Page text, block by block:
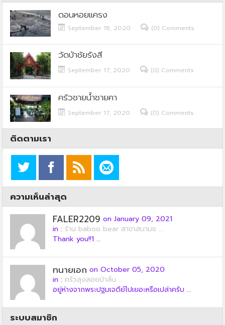
ดอนหอยแครง
September 18, 2020 (0) Comments
วัดป่าชัยรังสี
September 17, 2020 (0) Comments
ครัวชายน้ำชายคา
September 17, 2020 (0) Comments
ติดตามเรา
ความเห็นล่าสุด
FALER2209 on January 09, 2021
in : ร้าน baboo bear สาขาสนามช ...
Thank you!!1 ...
ทนายเอก on October 05, 2020
in : ครัวลุงลอยป่าลั่น ...
อยู่ห่างจากพระปฐมเจดีย์ไปเยอะหรือเปล่าครับ ...
ระบบสมาชิก